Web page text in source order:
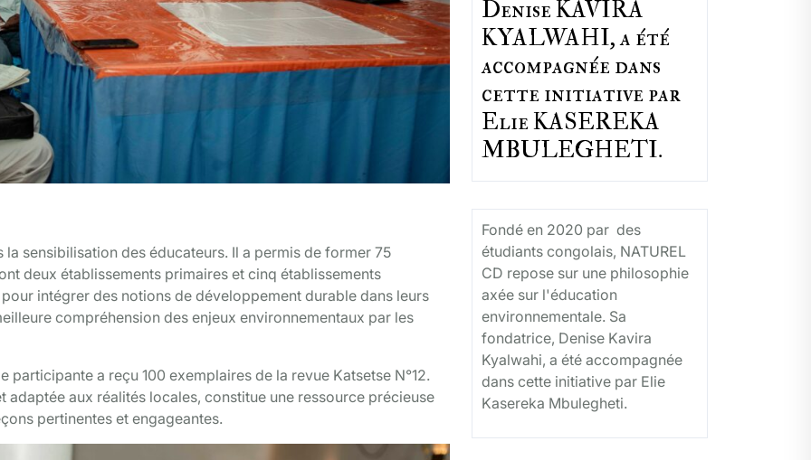
sensibilisation des éducateurs. Il a permis de former 75
deux établissements primaires et cinq établissements
intégrer des notions de développement durable dans leurs
compréhension des enjeux environnementaux par les
a reçu 100 exemplaires de la revue Katsetse N°12.
aux réalités locales, constitue une ressource précieuse
pertinentes et engageantes.
Denise KAVIRA
KYALWAHI, a été
accompagnée dans
cette initiative par
Elie KASEREKA
MBULEGHETI.
Fondé en 2020 par des
étudiants congolais, NATUREL
CD repose sur une philosophie
axée sur l'éducation
environnementale. Sa
fondatrice, Denise Kavira
Kyalwahi, a été accompagnée
dans cette initiative par Elie
Kasereka Mbulegheti.